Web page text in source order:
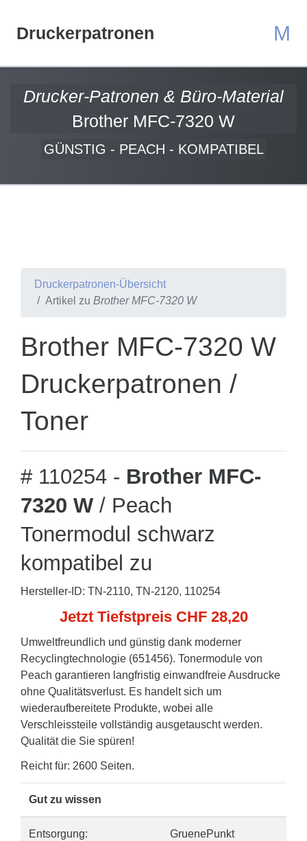
Druckerpatronen M
Drucker-Patronen & Büro-Material
Brother MFC-7320 W
GÜNSTIG - PEACH - KOMPATIBEL
Druckerpatronen-Übersicht
Artikel zu Brother MFC-7320 W
Brother MFC-7320 W
Druckerpatronen /
Toner
# 110254 - Brother MFC-
7320 W / Peach
Tonermodul schwarz
kompatibel zu
Hersteller-ID: TN-2110, TN-2120, 110254
Jetzt Tiefstpreis CHF 28,20
Umweltfreundlich und günstig dank moderner
Recyclingtechnologie (651456). Tonermodule von
Peach garantieren langfristig einwandfreie Ausdrucke
ohne Qualitätsverlust. Es handelt sich um
wiederaufbereitete Produkte, wobei alle
Verschleissteile vollständig ausgetauscht werden.
Qualität die Sie spüren!
Reicht für: 2600 Seiten.
Gut zu wissen
Entsorgung: GruenePunkt